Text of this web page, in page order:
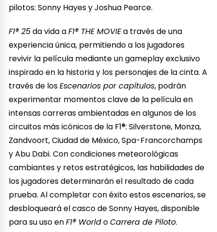
pilotos: Sonny Hayes y Joshua Pearce.
F1® 25da vida aF1® THE MOVIEa través de una
experiencia única, permitiendo a los jugadores
revivir la película mediante un gameplay exclusivo
inspirado en la historia y los personajes de la cinta. A
través de losEscenarios por capítulos, podrán
experimentar momentos clave de la película en
intensas carreras ambientadas en algunos de los
circuitos más icónicos de la F1®: Silverstone, Monza,
Zandvoort, Ciudad de México, Spa-Francorchamps
y Abu Dabi. Con condiciones meteorológicas
cambiantes y retos estratégicos, las habilidades de
los jugadores determinarán el resultado de cada
prueba. Al completar con éxito estos escenarios, se
desbloqueará el casco de Sonny Hayes, disponible
para su uso enF1® WorldoCarrera de Piloto.